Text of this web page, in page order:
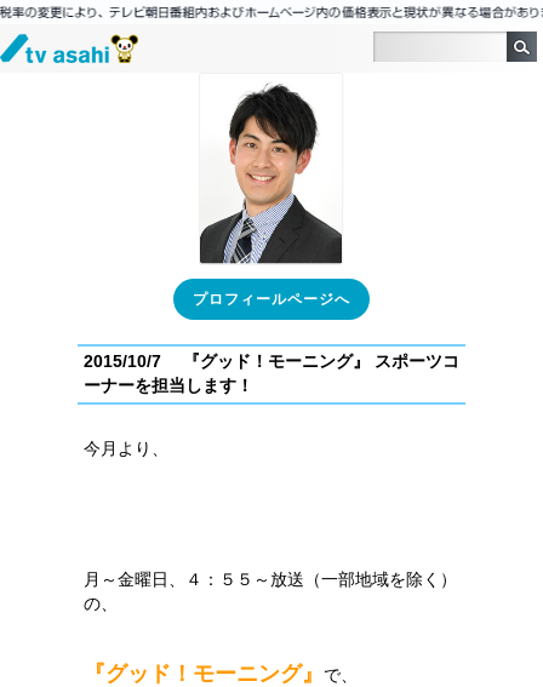
プロフィールページへ
2015/10/7 『グッド！モーニング』 スポーツコ
ーナーを担当します！
今月より、
月～金曜日、４：５５～放送（一部地域を除く）
の、
『グッド！モーニング』
で、